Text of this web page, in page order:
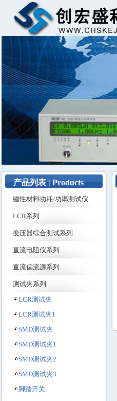
产品列表 | Products
磁性材料功耗/功率测试仪
LCR系列
变压器综合测试系列
直流电阻仪系列
直流偏流源系列
测试夹系列
LCR测试夹
LCR测试夹1
SMD测试夹
SMD测试夹1
SMD测试夹2
SMD测试夹3
脚踏开关